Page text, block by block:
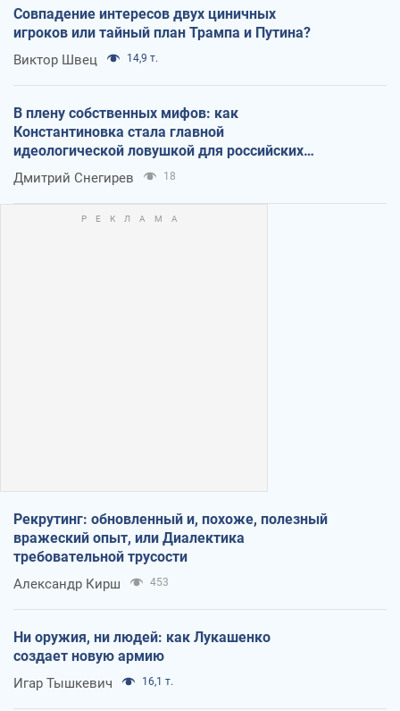
Совпадение интересов двух циничных
игроков или тайный план Трампа и Путина?
Виктор Швец 14,9 т.
В плену собственных мифов: как
Константиновка стала главной
идеологической ловушкой для российских
оккупантов
Дмитрий Снегирев 18
Рекрутинг: обновленный и, похоже, полезный
вражеский опыт, или Диалектика
требовательной трусости
Александр Кирш 453
Ни оружия, ни людей: как Лукашенко
создает новую армию
Игар Тышкевич 16,1 т.